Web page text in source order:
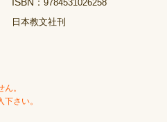
9784531026258
日本教文社刊
。
さい。